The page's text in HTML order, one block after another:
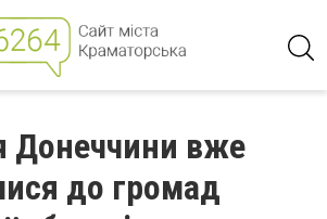
Донеччини вже
до громад